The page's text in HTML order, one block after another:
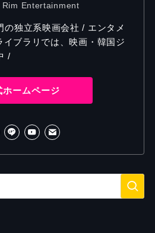
Rim Entertainment
の独立系映画会社 / エンタメ
ブラリでは、映画・韓国ジ
/
ホームページ